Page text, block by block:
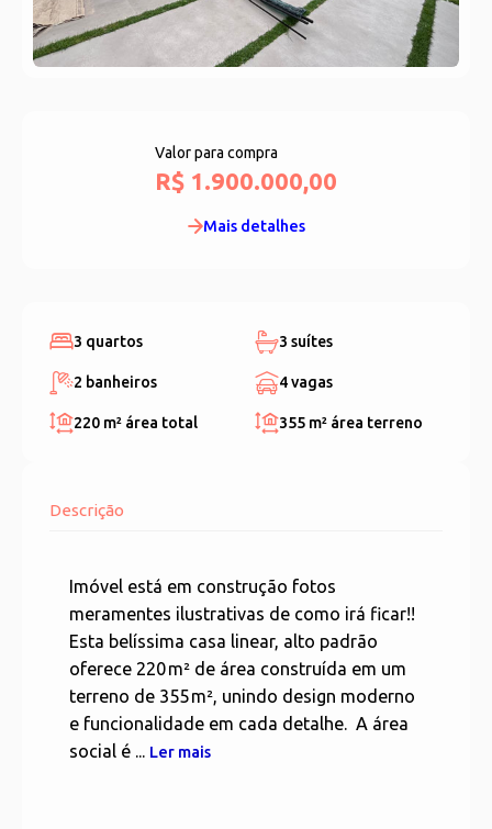
Valor para compra
R$ 1.900.000,00
Mais detalhes
3 quartos 3 suítes
2 banheiros 4 vagas
220 m² área total 355 m² área terreno
Descrição
Imóvel está em construção fotos
meramentes ilustrativas de como irá ficar!!
Esta belíssima casa linear, alto padrão
oferece 220 m² de área construída em um
terreno de 355 m², unindo design moderno
e funcionalidade em cada detalhe. A área
social é ... Ler mais